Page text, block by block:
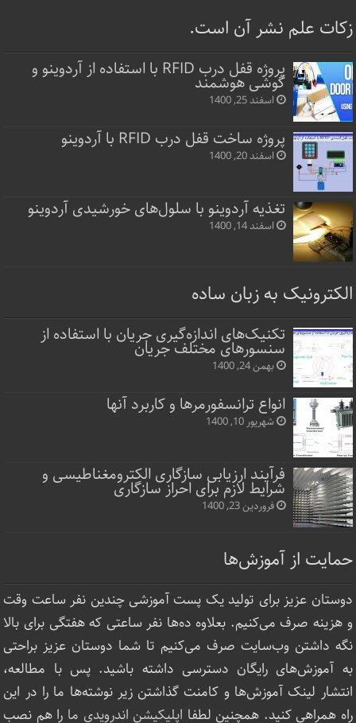
زکات علم نشر آن است.
پروژه قفل‌ درب RFID با استفاده از آردوینو و
گوشی هوشمند
اسفند 25, 1400
پروژه ساخت قفل‌ درب RFID با آردوینو
اسفند 20, 1400
تغذیه آردوینو با سلول‌های خورشیدی آردوینو
اسفند 14, 1400
الکترونیک به زبان ساده
تکنیک‌های اندازه‌گیری جریان با استفاده از
سنسورهای مختلف جریان
بهمن 24, 1400
انواع ترانسفورمرها و کاربرد آنها
شهریور 10, 1400
فرآیند ارزیابی سازگاری الکترومغناطیسی و
شرایط لازم برای احراز سازگاری
فروردین 23, 1400
حمایت از آموزش‌ها
دوستان عزیز برای تولید یک پست آموزشی چندین نفر ساعت‌ وقت
و هزینه صرف می‌کنیم. بعلاوه ده‌ها نفر ساعتی که هفتگی برای بالا
نگه داشتن وب‌سایت صرف ‌می‌کنیم تا شما دوستان عزیز براحتی
به آموزش‌های رایگان دسترسی داشته باشید. پس با مطالعه،
انتشار لینک‌ آموزش‌ها و کامنت گذاشتن زیر نوشته‌‌ها ما را در این
راه همراهی کنید. همچنین لطفا اپلیکیشن اندرویدی ما را هم نصب